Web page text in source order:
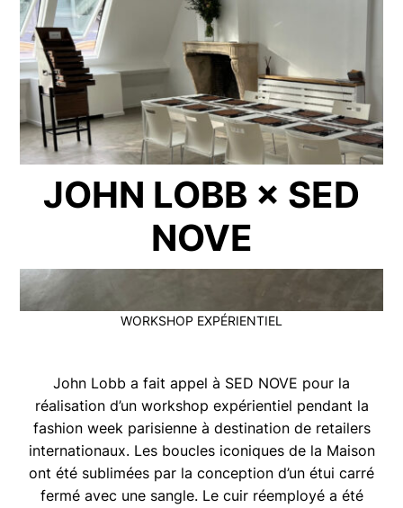
JOHN LOBB × SED
NOVE
WORKSHOP EXPÉRIENTIEL
John Lobb a fait appel à SED NOVE pour la
réalisation d’un workshop expérientiel pendant la
fashion week parisienne à destination de retailers
internationaux. Les boucles iconiques de la Maison
ont été sublimées par la conception d’un étui carré
fermé avec une sangle. Le cuir réemployé a été